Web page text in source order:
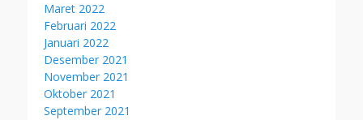
Maret 2022
Februari 2022
Januari 2022
Desember 2021
November 2021
Oktober 2021
September 2021